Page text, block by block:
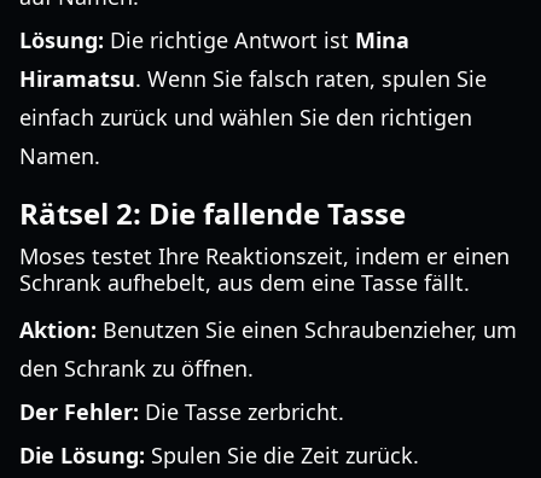
Lösung: Die richtige Antwort ist Mina
Hiramatsu. Wenn Sie falsch raten, spulen Sie
einfach zurück und wählen Sie den richtigen
Namen.
Rätsel 2: Die fallende Tasse
Moses testet Ihre Reaktionszeit, indem er einen
Schrank aufhebelt, aus dem eine Tasse fällt.
Aktion: Benutzen Sie einen Schraubenzieher, um
den Schrank zu öffnen.
Der Fehler: Die Tasse zerbricht.
Die Lösung: Spulen Sie die Zeit zurück.